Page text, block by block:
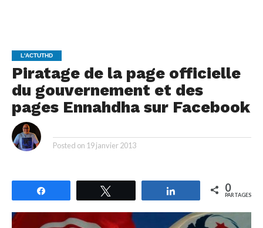
L'ACTUTHD
Piratage de la page officielle
du gouvernement et des
pages Ennahdha sur Facebook
Posted on 19 janvier 2013
Partagez 0
PARTAGES